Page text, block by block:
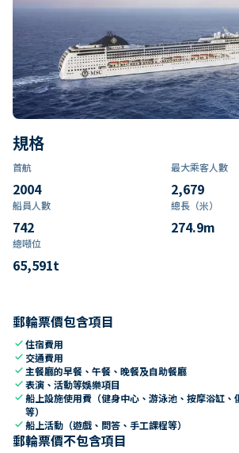
規格
首航
2004
最大乘客人數
2,679
船員人數
742
總長（米）
274.9m
總噸位
65,591t
郵輪票價包含項目
check住宿費用
check 交通費用
check 主餐廳的早餐、午餐、晚餐及自助餐廳
check表演、活動等娛樂項目
check船上設施使用費（健身中心、游泳池、按摩浴缸、
等）
check船上活動（遊戲、問答、手工課程等）
郵輪票價不包含項目